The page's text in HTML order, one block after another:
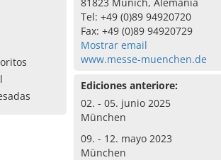
Tel: +49 (0)89 94920720
Fax: +49 (0)89 94920729
Mostrar email
www.messe-muenchen.de
Ediciones anteriore:
02. - 05. junio 2025
München
09. - 12. mayo 2023
München